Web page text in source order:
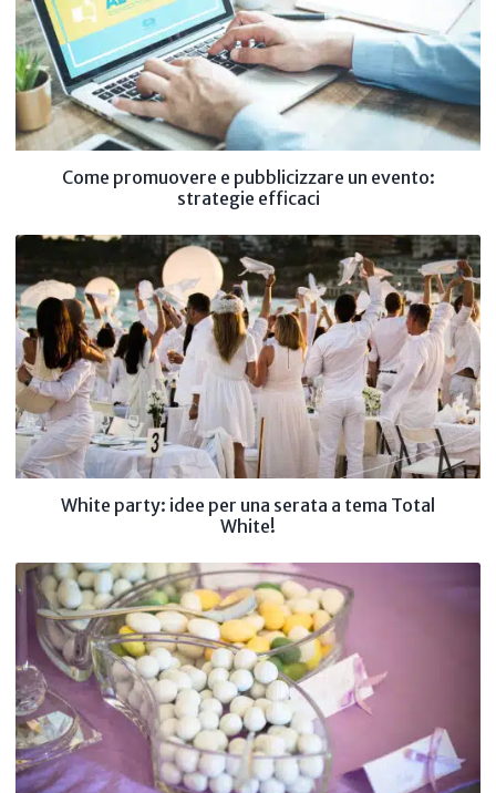
Come promuovere e pubblicizzare un evento:
strategie efficaci
White party: idee per una serata a tema Total
White!